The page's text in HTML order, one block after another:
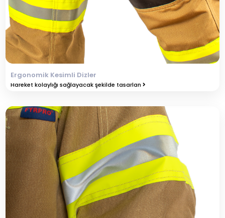
Ergonomik Kesimli Dizler
Hareket kolaylığı sağlayacak şekilde tasarlan